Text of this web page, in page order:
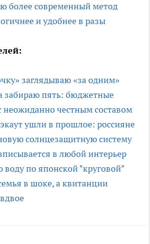
более современный метод
и удобнее в разы
заглядываю «за одним»
забираю пять: бюджетные
неожиданно честным составом
ушли в прошлое: россияне
солнцезащитную систему
в любой интерьер
по японской "круговой"
в шоке, а квитанции